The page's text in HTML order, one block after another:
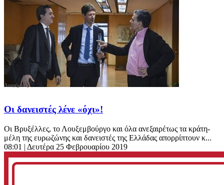
Οι δανειστές λένε «όχι»!
Οι Βρυξέλλες, το Λουξεμβούργο και όλα ανεξαιρέτως τα κράτη-
μέλη της ευρωζώνης και δανειστές της Ελλάδας απορρίπτουν κ...
08:01 | Δευτέρα 25 Φεβρουαρίου 2019